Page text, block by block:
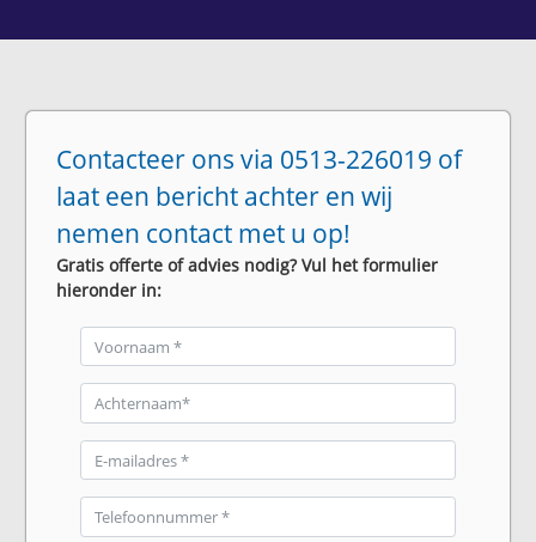
Contacteer ons via 0513-226019 of
laat een bericht achter en wij
nemen contact met u op!
Gratis offerte of advies nodig? Vul het formulier
hieronder in: